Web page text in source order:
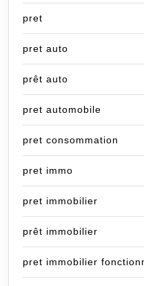
pret
pret auto
prêt auto
pret automobile
pret consommation
pret immo
pret immobilier
prêt immobilier
pret immobilier